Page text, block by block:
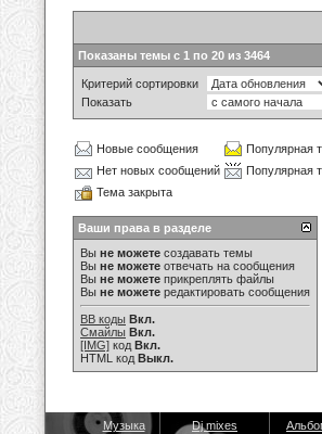
Показаны темы с 1 по 20 из 3464
Критерий сортировки
Показать
Новые сообщения
Популярная
Нет новых сообщений
Популярная
Тема закрыта
Ваши права в разделе
Вы не можете создавать темы
Вы не можете отвечать на сообщения
Вы не можете прикреплять файлы
Вы не можете редактировать сообщения
BB коды Вкл.
Смайлы Вкл.
[IMG] код Вкл.
HTML код Выкл.
Музыка Dj mixes